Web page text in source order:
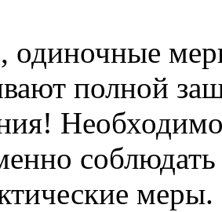
одиночные
полной
соблюдать
меры.